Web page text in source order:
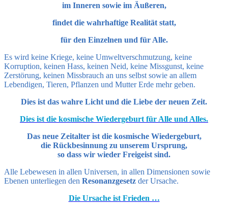
im Inneren sowie im Äußeren,
findet die wahrhaftige Realität statt,
für den Einzelnen und für Alle.
Es wird keine Kriege, keine Umweltverschmutzung, keine
Korruption, keinen Hass, keinen Neid, keine Missgunst, keine
Zerstörung, keinen Missbrauch an uns selbst sowie an allem
Lebendigen, Tieren, Pflanzen und Mutter Erde mehr geben.
Dies ist das wahre Licht und die Liebe der neuen Zeit.
Dies ist die kosmische Wiedergeburt für Alle und Alles.
Das neue Zeitalter ist die kosmische Wiedergeburt,
die Rückbesinnung zu unserem Ursprung,
so dass wir wieder Freigeist sind.
Alle Lebewesen in allen Universen, in allen Dimensionen sowie
Ebenen unterliegen den Resonanzgesetz der Ursache.
Die Ursache ist Frieden …